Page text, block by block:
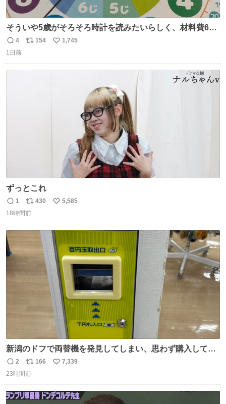
そういや5歳がそろそろ時計を読みたいらしく、材料費600
円で作れる知育時計作ってみた！ めっちゃ簡単！ ありがと
う先人！
返
信
4
リ
154
い
1,745
1日前
ずっとこれ
返
信
1
リ
ポ
数
430
い
数
5,585
18時間前
新潟のドフで両替機を発見してしまい、思わず購入してし
まい大阪に発送するイベントが発生
返
信
2
リ
ポ
ト
166
い
数
7,339
23時間前